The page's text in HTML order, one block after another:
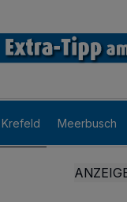
Krefeld Meerbusch